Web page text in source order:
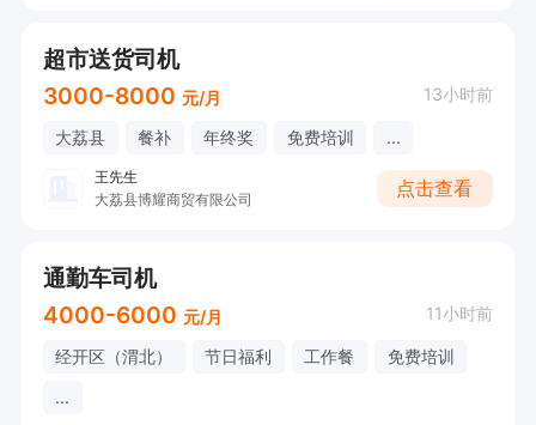
超市送货司机
3000-8000 元/月 13小时前
大荔县 餐补 年终奖 免费培训 ...
王先生
大荔县博耀商贸有限公司
点击查看
通勤车司机
4000-6000 元/月 11小时前
经开区（渭北） 节日福利 工作餐
免费培训
...